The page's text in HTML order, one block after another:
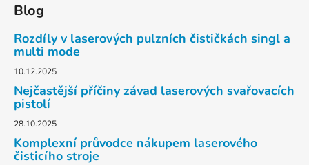
Blog
Rozdíly v laserových pulzních čističkách singl a
multi mode
10.12.2025
Nejčastější příčiny závad laserových svařovacích
pistolí
28.10.2025
Komplexní průvodce nákupem laserového
čisticího stroje